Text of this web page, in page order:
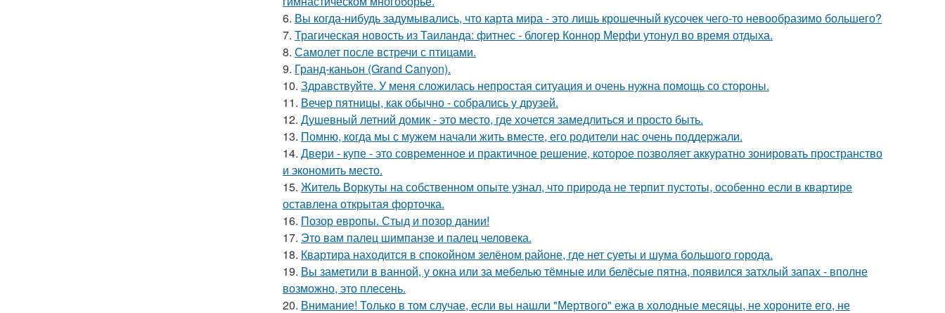
6. Вы когда-нибудь задумывались, что карта мира - это лишь крошечный кусочек чего-то невообразимо большего?
7. Трагическая новость из Таиланда: фитнес - блогер Коннор Мерфи утонул во время отдыха.
8. Самолет после встречи с птицами.
9. Гранд-каньон (Grand Canyon).
10. Здравствуйте. У меня сложилась непростая ситуация и очень нужна помощь со стороны.
11. Вечер пятницы, как обычно - собрались у друзей.
12. Душевный летний домик - это место, где хочется замедлиться и просто быть.
13. Помню, когда мы с мужем начали жить вместе, его родители нас очень поддержали.
14. Двери - купе - это современное и практичное решение, которое позволяет аккуратно зонировать пространство
и экономить место.
15. Житель Воркуты на собственном опыте узнал, что природа не терпит пустоты, особенно если в квартире
оставлена открытая форточка.
16. Позор европы. Стыд и позор дании!
17. Это вам палец шимпанзе и палец человека.
18. Квартира находится в спокойном зелёном районе, где нет суеты и шума большого города.
19. Вы заметили в ванной, у окна или за мебелью тёмные или белёсые пятна, появился затхлый запах - вполне
возможно, это плесень.
20. Внимание! Только в том случае, если вы нашли "Мертвого" ежа в холодные месяцы, не хороните его, не